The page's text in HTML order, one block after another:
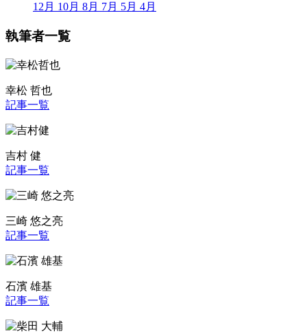
12月 10月 8月 7月 5月 4月
執筆者一覧
幸松 哲也
記事一覧
吉村 健
記事一覧
三崎 悠之亮
記事一覧
石濱 雄基
記事一覧